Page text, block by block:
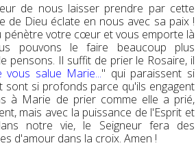
de nous laisser prendre par cette
de Dieu éclate en nous avec sa paix !
pénètre votre cœur et vous emporte là
pouvons le faire beaucoup plus
pensons. Il suffit de prier le Rosaire, il
vous salue Marie..." qui paraissent si
sont si profonds parce qu'ils engagent
à Marie de prier comme elle a prié,
mais avec la puissance de l'Esprit et
notre vie, le Seigneur fera des
d'amour dans la croix. Amen !